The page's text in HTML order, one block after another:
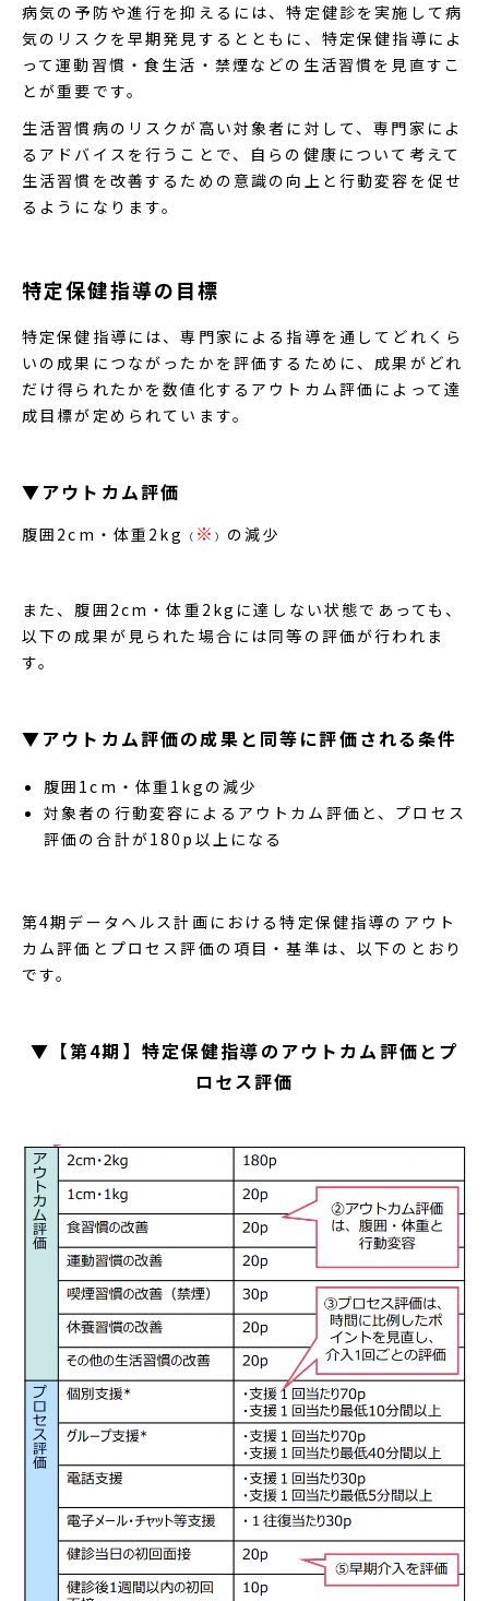
病気の予防や進行を抑えるには、特定健診を実施して病
気のリスクを早期発見するとともに、特定保健指導によ
って運動習慣・食生活・禁煙などの生活習慣を見直すこ
とが重要です。
生活習慣病のリスクが高い対象者に対して、専門家によ
るアドバイスを行うことで、自らの健康について考えて
生活習慣を改善するための意識の向上と行動変容を促せ
るようになります。
特定保健指導の目標
特定保健指導には、専門家による指導を通してどれくら
いの成果につながったかを評価するために、成果がどれ
だけ得られたかを数値化するアウトカム評価によって達
成目標が定められています。
▼アウトカム評価
腹囲2cm・体重2kg （ ※） の減少
また、腹囲2cm・体重2kgに達しない状態であっても、
以下の成果が見られた場合には同等の評価が行われま
す。
▼アウトカム評価の成果と同等に評価される条件
腹囲1cm・体重1kgの減少
対象者の行動変容によるアウトカム評価と、プロセス
評価の合計が180p以上になる
第4期データヘルス計画における特定保健指導のアウト
カム評価とプロセス評価の項目・基準は、以下のとおり
です。
▼【第4期】特定保健指導のアウトカム評価とプ
ロセス評価